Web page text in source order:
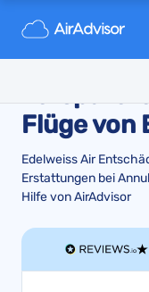
Flüge von
Edelweiss Air
Erstattungen bei
Hilfe von AirAdvisor